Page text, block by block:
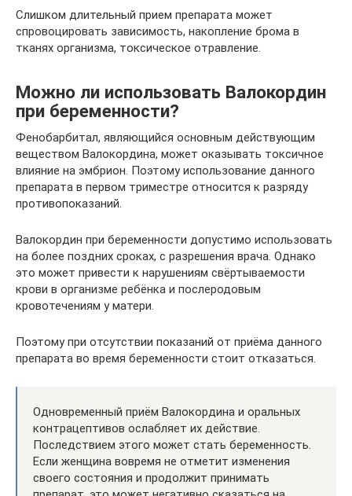
Слишком длительный прием препарата может
спровоцировать зависимость, накопление брома в
тканях организма, токсическое отравление.
Можно ли использовать Валокордин
при беременности?
Фенобарбитал, являющийся основным действующим
веществом Валокордина, может оказывать токсичное
влияние на эмбрион. Поэтому использование данного
препарата в первом триместре относится к разряду
противопоказаний.
Валокордин при беременности допустимо использовать
на более поздних сроках, с разрешения врача. Однако
это может привести к нарушениям свёртываемости
крови в организме ребёнка и послеродовым
кровотечениям у матери.
Поэтому при отсутствии показаний от приёма данного
препарата во время беременности стоит отказаться.
Одновременный приём Валокордина и оральных
контрацептивов ослабляет их действие.
Последствием этого может стать беременность.
Если женщина вовремя не отметит изменения
своего состояния и продолжит принимать